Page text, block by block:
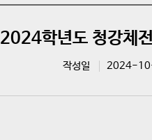
2024학년도 청강체
작성일 2024-